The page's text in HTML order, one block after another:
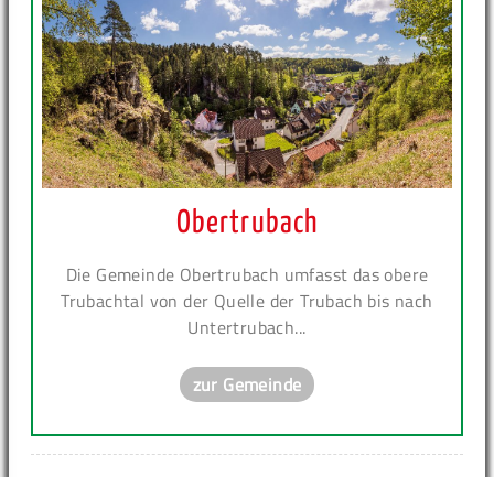
Obertrubach
Die Gemeinde Obertrubach umfasst das obere
Trubachtal von der Quelle der Trubach bis nach
Untertrubach...
zur Gemeinde